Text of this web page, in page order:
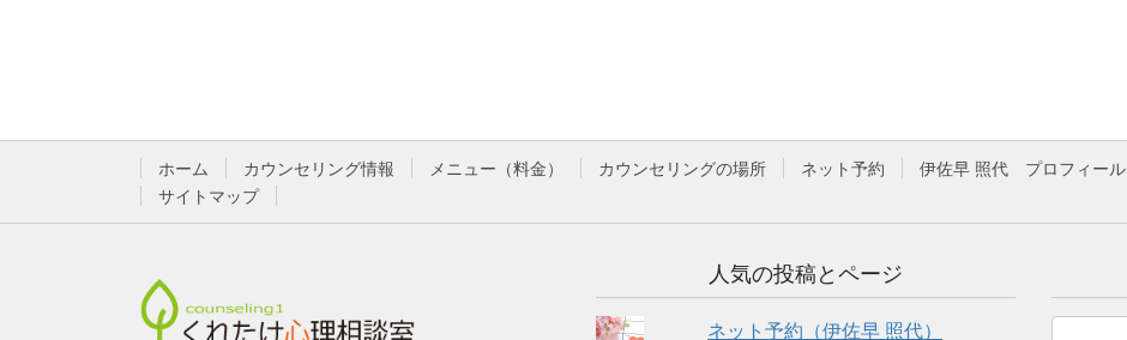
ホーム カウンセリング情報 メニュー（料金） カウンセリングの場所 ネット予約 伊佐早 照代 プロフィール
サイトマップ
人気の投稿とページ
ネット予約（伊佐早 照代）